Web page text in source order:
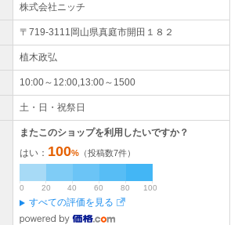
だくために、マキタ製充電式製品には、マキタ純正の
用いただきますようお願いします。なお、当店では
ー・電池パック、リサイクル修理されたバッテリ
起因する事故・故障につきましては、一切の責任を
ご了承ください。
株式会社ニッチ
〒719-3111岡山県真庭市開田１８２
植木政弘
10:00～12:00,13:00～1500
土・日・祝祭日
またこのショップを利用したいですか？
はい： 100% （投稿数7件）
0 20 40 60 80 100
すべての評価を見る